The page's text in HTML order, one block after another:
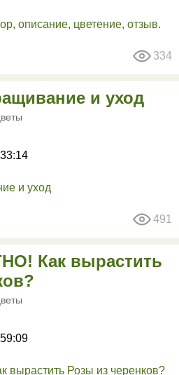
334
и уход
491
Как вырастить